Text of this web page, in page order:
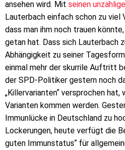
ansehen wird. Mit seinen
Lauterbach einfach schon zu viel
dass man ihm noch trauen
getan hat. Dass sich Lauterbach
Abhängigkeit zu seiner
einmal mehr der skurrile Auftritt
der SPD-Politiker gestern noch
„Killervarianten“ versprochen
Varianten kommen werden.
Immunlücke in Deutschland zu
Lockerungen, heute verfügt die
guten Immunstatus“ für